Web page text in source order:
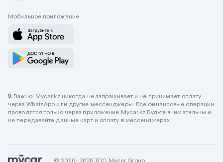
Мобильное приложение
🔒 Важно! Mycar.kz никогда не запрашивает и не принимает оплату
через WhatsApp или другие мессенджеры. Все финансовые операции
проводятся только через приложение Mycar.kz Будьте внимательны и
не передавайте данные карт и оплату в мессенджерах.
© 2020- 2026 ТОО Mycar Group